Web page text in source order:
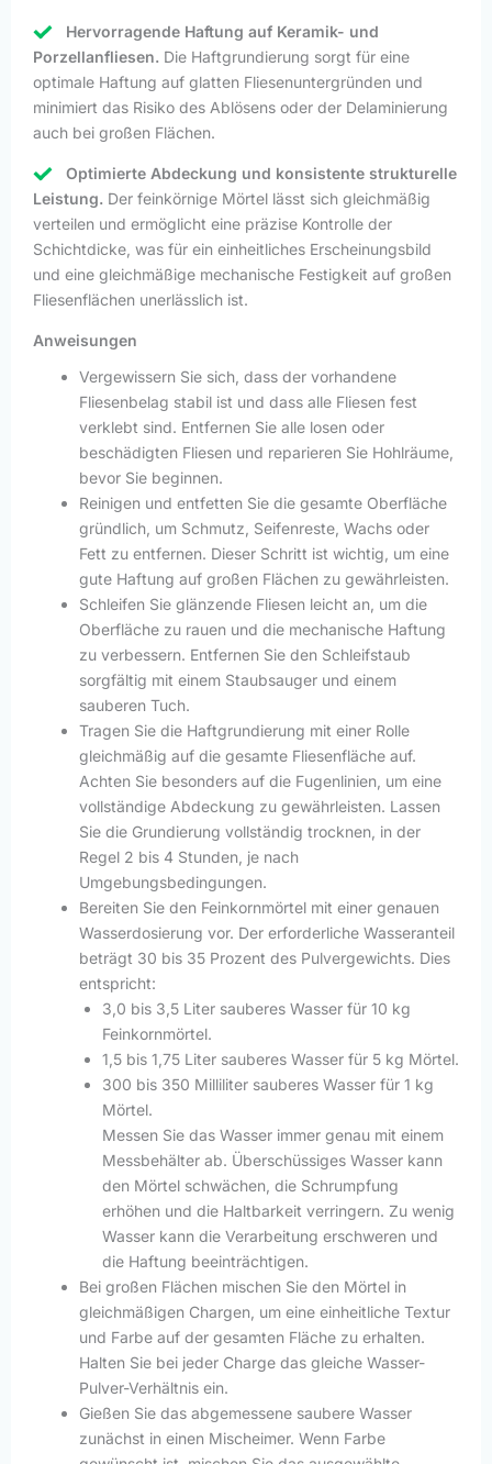
Hervorragende Haftung auf Keramik- und
Porzellanfliesen. Die Haftgrundierung sorgt für eine
optimale Haftung auf glatten Fliesenuntergründen und
minimiert das Risiko des Ablösens oder der Delaminierung
auch bei großen Flächen.
Optimierte Abdeckung und konsistente strukturelle
Leistung. Der feinkörnige Mörtel lässt sich gleichmäßig
verteilen und ermöglicht eine präzise Kontrolle der
Schichtdicke, was für ein einheitliches Erscheinungsbild
und eine gleichmäßige mechanische Festigkeit auf großen
Fliesenflächen unerlässlich ist.
Anweisungen
Vergewissern Sie sich, dass der vorhandene
Fliesenbelag stabil ist und dass alle Fliesen fest
verklebt sind. Entfernen Sie alle losen oder
beschädigten Fliesen und reparieren Sie Hohlräume,
bevor Sie beginnen.
Reinigen und entfetten Sie die gesamte Oberfläche
gründlich, um Schmutz, Seifenreste, Wachs oder
Fett zu entfernen. Dieser Schritt ist wichtig, um eine
gute Haftung auf großen Flächen zu gewährleisten.
Schleifen Sie glänzende Fliesen leicht an, um die
Oberfläche zu rauen und die mechanische Haftung
zu verbessern. Entfernen Sie den Schleifstaub
sorgfältig mit einem Staubsauger und einem
sauberen Tuch.
Tragen Sie die Haftgrundierung mit einer Rolle
gleichmäßig auf die gesamte Fliesenfläche auf.
Achten Sie besonders auf die Fugenlinien, um eine
vollständige Abdeckung zu gewährleisten. Lassen
Sie die Grundierung vollständig trocknen, in der
Regel 2 bis 4 Stunden, je nach
Umgebungsbedingungen.
Bereiten Sie den Feinkornmörtel mit einer genauen
Wasserdosierung vor. Der erforderliche Wasseranteil
beträgt 30 bis 35 Prozent des Pulvergewichts. Dies
entspricht:
3,0 bis 3,5 Liter sauberes Wasser für 10 kg
Feinkornmörtel.
1,5 bis 1,75 Liter sauberes Wasser für 5 kg Mörtel.
300 bis 350 Milliliter sauberes Wasser für 1 kg
Mörtel.
Messen Sie das Wasser immer genau mit einem
Messbehälter ab. Überschüssiges Wasser kann
den Mörtel schwächen, die Schrumpfung
erhöhen und die Haltbarkeit verringern. Zu wenig
Wasser kann die Verarbeitung erschweren und
die Haftung beeinträchtigen.
Bei großen Flächen mischen Sie den Mörtel in
gleichmäßigen Chargen, um eine einheitliche Textur
und Farbe auf der gesamten Fläche zu erhalten.
Halten Sie bei jeder Charge das gleiche Wasser-
Pulver-Verhältnis ein.
Gießen Sie das abgemessene saubere Wasser
zunächst in einen Mischeimer. Wenn Farbe